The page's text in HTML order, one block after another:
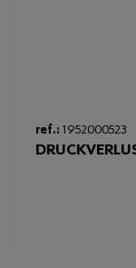
ref.: 1952000523